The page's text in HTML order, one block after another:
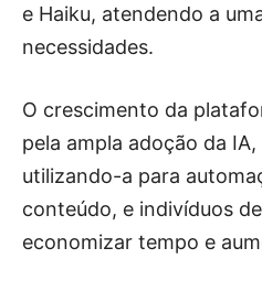
e Haiku, atendendo a
necessidades.
O crescimento da
pela ampla adoção da
utilizando-a para
conteúdo, e indivíduos
economizar tempo e